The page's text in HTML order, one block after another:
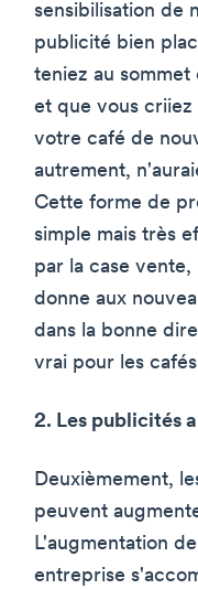
sensibilisation de
publicité bien
teniez au
et que vous criiez
votre café de
autrement,
Cette forme de
simple mais très
par la case
donne aux
dans la bonne
vrai pour les
2. Les publicités
Deuxièmement,
peuvent
L'augmentation
entreprise